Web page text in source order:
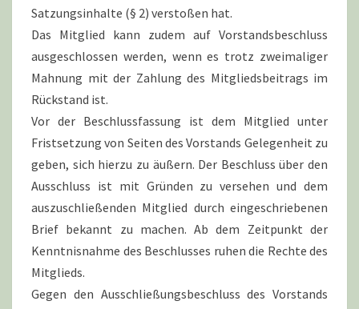
Satzungsinhalte (§ 2) verstoßen hat.
Das Mitglied kann zudem auf Vorstandsbeschluss
ausgeschlossen werden, wenn es trotz zweimaliger
Mahnung mit der Zahlung des Mitgliedsbeitrags im
Rückstand ist.
Vor der Beschlussfassung ist dem Mitglied unter
Fristsetzung von Seiten des Vorstands Gelegenheit zu
geben, sich hierzu zu äußern. Der Beschluss über den
Ausschluss ist mit Gründen zu versehen und dem
auszuschließenden Mitglied durch eingeschriebenen
Brief bekannt zu machen. Ab dem Zeitpunkt der
Kenntnisnahme des Beschlusses ruhen die Rechte des
Mitglieds.
Gegen den Ausschließungsbeschluss des Vorstands